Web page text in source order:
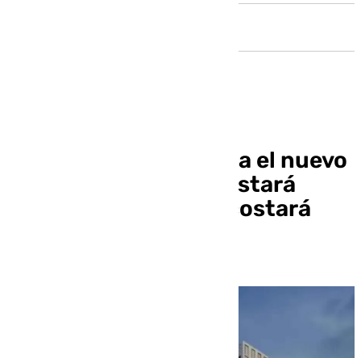
Cambio de planes para el nuevo
Hospital de Málaga: estará
finalizado en 2031 y costará